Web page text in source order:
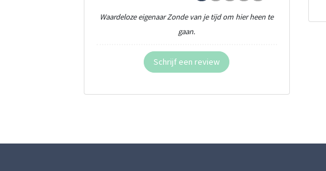
Waardeloze eigenaar Zonde van je tijd om hier heen te
gaan.
Schrijf een review